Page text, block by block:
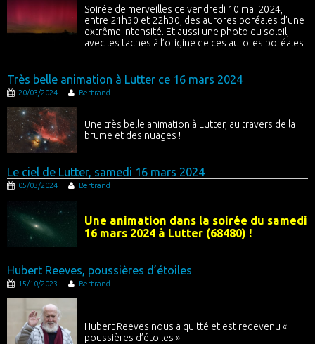
Soirée de merveilles ce vendredi 10 mai 2024,
entre 21h30 et 22h30, des aurores boréales d’une
extrême intensité. Et aussi une photo du soleil,
avec les taches à l’origine de ces aurores boréales !
Très belle animation à Lutter ce 16 mars 2024
20/03/2024 Bertrand
Une très belle animation à Lutter, au travers de la
brume et des nuages !
Le ciel de Lutter, samedi 16 mars 2024
05/03/2024 Bertrand
Une animation dans la soirée du samedi
16 mars 2024 à Lutter (68480) !
Hubert Reeves, poussières d’étoiles
15/10/2023 Bertrand
Hubert Reeves nous a quitté et est redevenu «
poussières d’étoiles »